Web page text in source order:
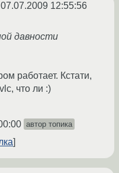
07.07.2009 12:55:56
давности
работает. Кстати,
что ли :)
автор топика